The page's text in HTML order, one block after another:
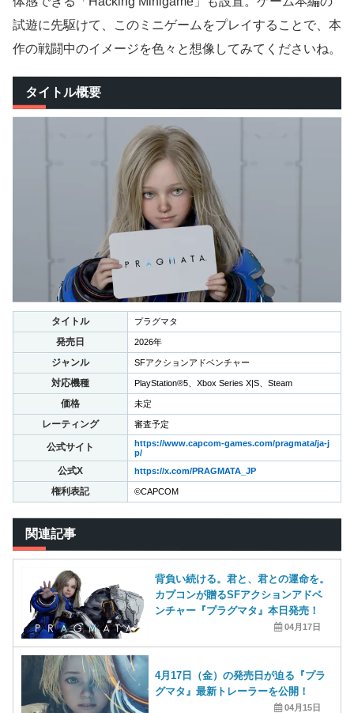
試遊に先駆けて、このミニゲームをプレイすることで、本
作の戦闘中のイメージを色々と想像してみてくださいね。
タイトル概要
タイトル プラグマタ
発売日 2026年
ジャンル SFアクションアドベンチャー
対応機種 PlayStation®5、Xbox Series X|S、Steam
価格 未定
レーティング 審査予定
公式サイト
https://www.capcom-games.com/pragmata/ja-j
p/
公式X https://x.com/PRAGMATA_JP
権利表記 ©CAPCOM
関連記事
背負い続ける。君と、君との運命を。
カプコンが贈るSFアクションアドベ
ンチャー『プラグマタ』本日発売！
04月17日
4月17日（金）の発売日が迫る『プラ
グマタ』最新トレーラーを公開！
04月15日